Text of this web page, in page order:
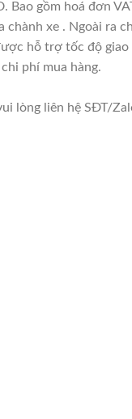
gồm hoá đơn
xe . Ngoài ra
hỗ trợ tốc độ
phí mua hàng.
lòng liên hệ SĐT/